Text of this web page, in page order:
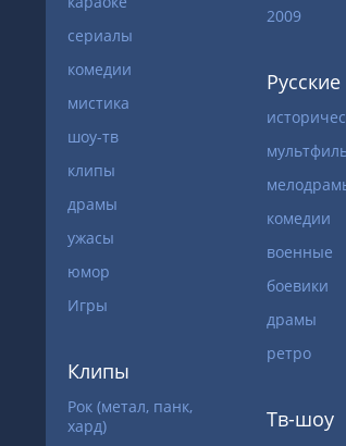
сериалы
комедии
мистика
шоу-тв
клипы
драмы
ужасы
юмор
Игры
Клипы
Рок (метал, панк,
хард)
2009
Русские
комедии
военные
боевики
драмы
ретро
Тв-шоу